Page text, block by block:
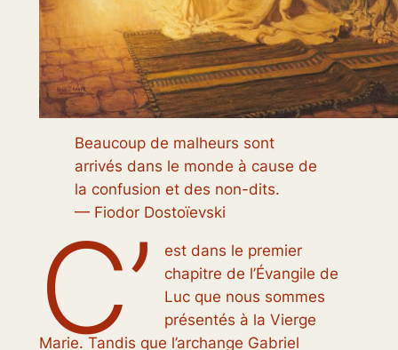
Beaucoup de malheurs sont
arrivés dans le monde à cause de
la confusion et des non-dits.
— Fiodor Dostoïevski
C’
est dans le premier
chapitre de l’Évangile de
Luc que nous sommes
présentés à la Vierge
Marie. Tandis que l’archange Gabriel